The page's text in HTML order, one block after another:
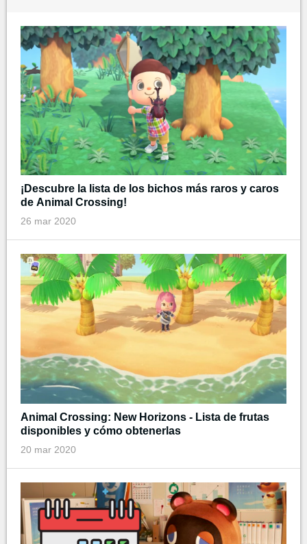
¡Descubre la lista de los bichos más raros y caros
de Animal Crossing!
26 mar 2020
Animal Crossing: New Horizons - Lista de frutas
disponibles y cómo obtenerlas
20 mar 2020